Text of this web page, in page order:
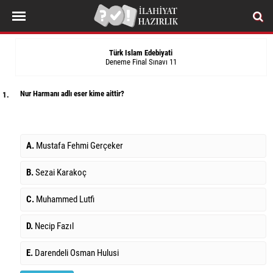
Türk Islam Edebiyati
Deneme Final Sınavı 11
1. Nur Harmanı adlı eser kime aittir?
A. Mustafa Fehmi Gerçeker
B.Sezai Karakoç
C. Muhammed Lutfi
D. Necip Fazıl
E. Darendeli Osman Hulusi